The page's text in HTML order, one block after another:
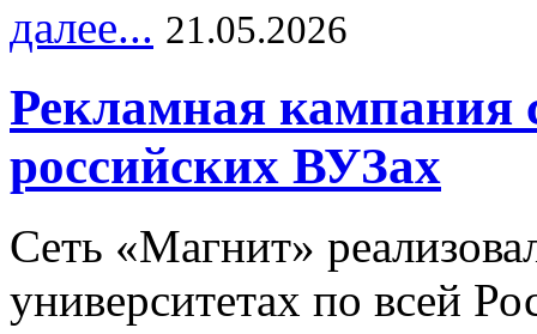
далее... 21.05.2026
Рекламная кампания
российских ВУЗах
Сеть «Магнит»
университетах по всей